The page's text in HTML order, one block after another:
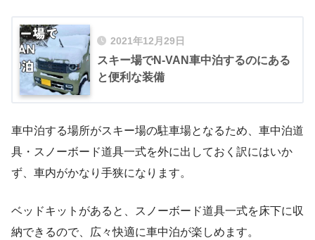
2021年12月29日
スキー場でN-VAN車中泊するのにある
と便利な装備
車中泊する場所がスキー場の駐車場となるため、車中泊道
具・スノーボード道具一式を外に出しておく訳にはいか
ず、車内がかなり手狭になります。
ベッドキットがあると、スノーボード道具一式を床下に収
納できるので、広々快適に車中泊が楽しめます。